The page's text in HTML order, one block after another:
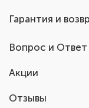
Гарантия и
Вопрос и Ответ
Акции
Отзывы